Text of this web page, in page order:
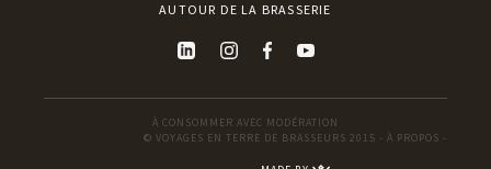
AUTOUR DE LA BRASSERIE
À CONSOMMER AVEC MODÉRATION
© VOYAGES EN TERRE DE BRASSEURS 2015 - À PROPOS -